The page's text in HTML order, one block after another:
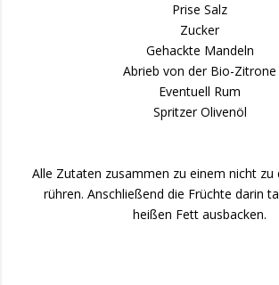
Prise Salz
Zucker
Gehackte Mandeln
Abrieb von der Bio-Zitrone
Eventuell Rum
Spritzer Olivenöl
Alle Zutaten zusammen zu einem nicht zu
rühren. Anschließend die Früchte darin
heißen Fett ausbacken.